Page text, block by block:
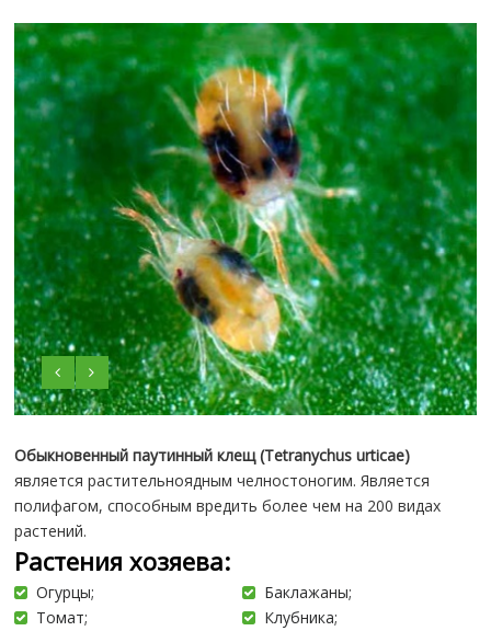
Обыкновенный паутинный клещ (Tetranychus urticae)
является растительноядным челностоногим. Является
растений.
Растения хозяева:
Огурцы;
Роза;
Камелия;
Хризантема.